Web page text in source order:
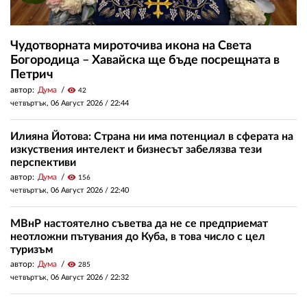
Чудотворната мироточива икона на Света
Богородица – Хавайска ще бъде посрещната в
Петрич
автор: Дума visibility 42
четвъртък, 06 Август 2026 / 22:44
Илияна Йотова: Страна ни има потенциал в сферата на
изкуствения интелект и бизнесът забелязва тези
перспективи
автор: Дума visibility 156
четвъртък, 06 Август 2026 / 22:40
МВнР настоятелно съветва да не се предприемат
неотложни пътувания до Куба, в това число с цел
туризъм
автор: Дума visibility 285
четвъртък, 06 Август 2026 / 22:32